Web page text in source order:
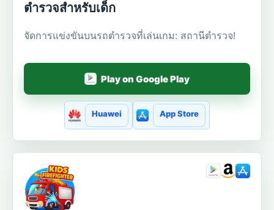
ตำรวจสำหรับเด็ก
จัดการแข่งขันบนรถตำรวจที่เล่นเกม: สถานีตำรวจ!
Play on Google Play
Huawei App Store